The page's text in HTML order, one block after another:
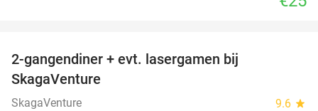
2-gangendiner + evt. lasergamen bij
SkagaVenture
SkagaVenture 9.6 star